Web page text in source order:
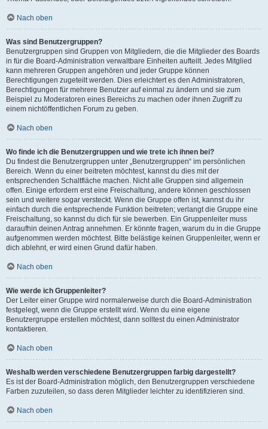
Nach oben
Was sind Benutzergruppen?
Benutzergruppen sind Gruppen von Mitgliedern, die die Mitglieder des Boards
in für die Board-Administration verwaltbare Einheiten aufteilt. Jedes Mitglied
kann mehreren Gruppen angehören und jeder Gruppe können
Berechtigungen zugeteilt werden. Dies erleichtert es den Administratoren,
Berechtigungen für mehrere Benutzer auf einmal zu ändern und sie zum
Beispiel zu Moderatoren eines Bereichs zu machen oder ihnen Zugriff zu
einem nichtöffentlichen Forum zu geben.
Nach oben
Wo finde ich die Benutzergruppen und wie trete ich ihnen bei?
Du findest die Benutzergruppen unter „Benutzergruppen“ im persönlichen
Bereich. Wenn du einer beitreten möchtest, kannst du dies mit der
entsprechenden Schaltfläche machen. Nicht alle Gruppen sind allgemein
offen. Einige erfordern erst eine Freischaltung, andere können geschlossen
sein und weitere sogar versteckt. Wenn die Gruppe offen ist, kannst du ihr
einfach durch die entsprechende Funktion beitreten; verlangt die Gruppe eine
Freischaltung, so kannst du dich für sie bewerben. Ein Gruppenleiter muss
daraufhin deinen Antrag annehmen. Er könnte fragen, warum du in die Gruppe
aufgenommen werden möchtest. Bitte belästige keinen Gruppenleiter, wenn er
dich ablehnt, er wird einen Grund dafür haben.
Nach oben
Wie werde ich Gruppenleiter?
Der Leiter einer Gruppe wird normalerweise durch die Board-Administration
festgelegt, wenn die Gruppe erstellt wird. Wenn du eine eigene
Benutzergruppe erstellen möchtest, dann solltest du einen Administrator
kontaktieren.
Nach oben
Weshalb werden verschiedene Benutzergruppen farbig dargestellt?
Es ist der Board-Administration möglich, den Benutzergruppen verschiedene
Farben zuzuteilen, so dass deren Mitglieder leichter zu identifizieren sind.
Nach oben